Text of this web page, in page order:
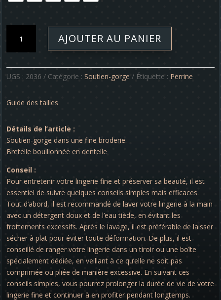
Soutien-
-
AJOUTER AU PANIER
UGS : 2036 Catégorie :Soutien-gorge Étiquette : Perrine
Guide des tailles
Détails de l’article :
Soutien-gorge dans une fine broderie.
Bretelle bouillonnée en dentelle
Conseil :
Pour entretenir votre lingerie fine et préserver sa beauté, il est
essentiel de suivre quelques conseils simples mais efficaces.
Tout d’abord, il est recommandé de laver votre lingerie à la main
avec un détergent doux et de l’eau tiède, en évitant les
frottements excessifs. Après le lavage, il est préférable de laisser
sécher à plat pour éviter toute déformation. De plus, il est
conseillé de ranger votre lingerie dans un tiroir ou une boîte
spécialement dédiée, en veillant à ce qu’elle ne soit pas
comprimée ou pliée de manière excessive. En suivant ces
conseils simples, vous pourrez prolonger la durée de vie de votre
lingerie fine et continuer à en profiter pendant longtemps.